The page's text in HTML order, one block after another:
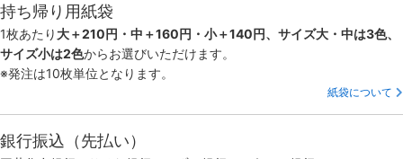
持ち帰り用紙袋
1枚あたり 大＋210円・中＋160円・小＋140円、サイズ大・中は3色、
サイズ小は2色からお選びいただけます。
※発注は10枚単位となります。
紙袋について
銀行振込（先払い）